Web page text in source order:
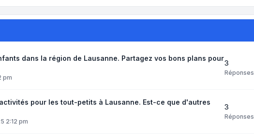
dans la région de Lausanne. Partagez vos bons plans pour
pm
3
Réponses
pour les tout-petits à Lausanne. Est-ce que d'autres
2:12 pm
3
Réponses